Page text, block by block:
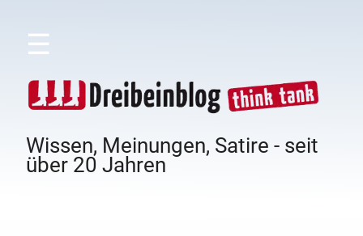
☰
Wissen, Meinungen, Satire - seit
über 20 Jahren